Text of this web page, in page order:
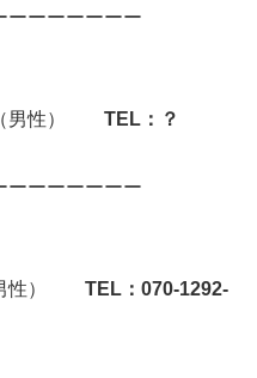
ーーーーーーー
男性） TEL：？
ーーーーーーー
男性） TEL：070-1292-